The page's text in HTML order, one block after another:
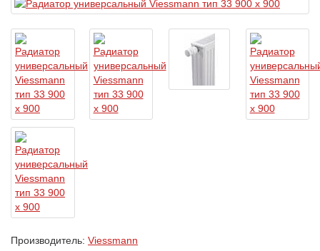
Производитель: Viessmann